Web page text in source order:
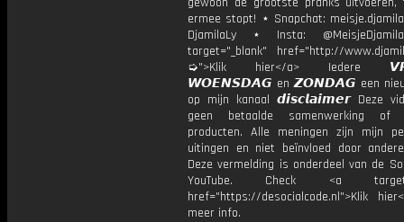
ermee stopt! ⋆ Snapchat:
DjamilaLy ⋆ Insta:
target="_blank" href="http://
➭">Klik hier</a> Iedere
𝙒𝙊𝙀𝙉𝙎𝘿𝘼𝙂 en 𝙕𝙊𝙉𝘿𝘼𝙂 een
op mijn kanaal 𝙙𝙞𝙨𝙘𝙡𝙖𝙞𝙢𝙚𝙧 Deze
geen betaalde samenwerking of
producten. Alle meningen zijn mijn
uitingen en niet beïnvloed door
Deze vermelding is onderdeel van de
YouTube. Check <a
href="https://desocialcode.nl">Klik
meer info.